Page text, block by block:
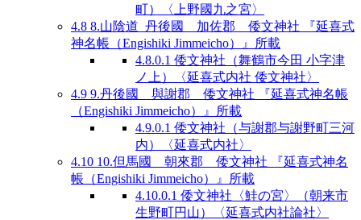
町）〈上野國九之宮〉
4.8 8.山陰道 丹後國 加佐郡 倭文神社 『延喜式
神名帳（Engishiki Jimmeicho）』所載
4.8.0.1 倭文神社（舞鶴市今田 小字津
ノ上）〈延喜式内社 倭文神社〉
4.9 9.丹後國 與謝郡 倭文神社 『延喜式神名帳
（Engishiki Jimmeicho）』所載
4.9.0.1 倭文神社（与謝郡与謝野町三河
内）〈延喜式内社〉
4.10 10.但馬國 朝來郡 倭文神社 『延喜式神名
帳（Engishiki Jimmeicho）』所載
4.10.0.1 倭文神社〈鮭の宮〉（朝来市
生野町円山）〈延喜式内社論社〉